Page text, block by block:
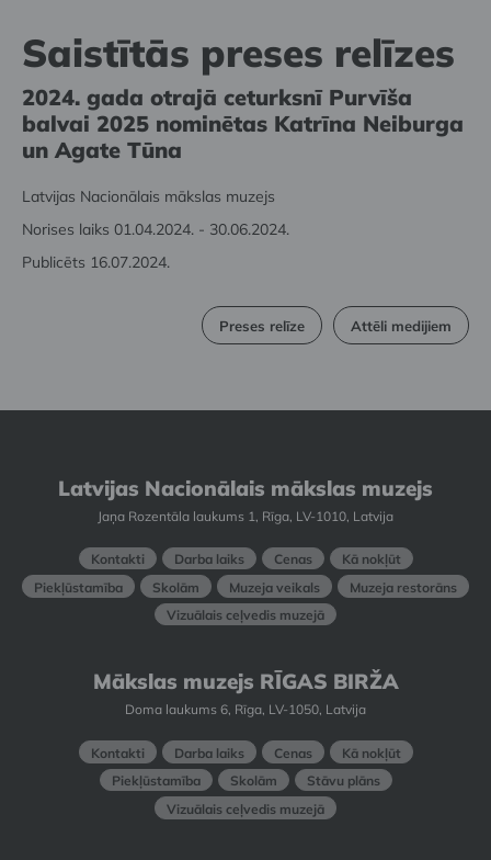
Saistītās preses relīzes
2024. gada otrajā ceturksnī Purvīša
balvai 2025 nominētas Katrīna Neiburga
un Agate Tūna
Latvijas Nacionālais mākslas muzejs
Norises laiks 01.04.2024. - 30.06.2024.
Publicēts 16.07.2024.
Preses relīze Attēli medijiem
Latvijas Nacionālais mākslas muzejs
Jaņa Rozentāla laukums 1, Rīga, LV-1010, Latvija
Kontakti Darba laiks Cenas
Kā nokļūt
Piekļūstamība
Skolām Muzeja veikals
Muzeja restorāns
Vizuālais ceļvedis muzejā
Mākslas muzejs RĪGAS BIRŽA
Doma laukums 6, Rīga, LV-1050, Latvija
Kontakti Darba laiks Cenas
Kā nokļūt
Piekļūstamība
Skolām
Stāvu plāns
Vizuālais ceļvedis muzejā